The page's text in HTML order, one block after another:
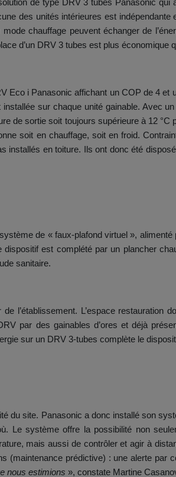
de type DRV 3 tubes Panasonic
des unités intérieures est
chauffage peuvent échanger de
d’un DRV 3 tubes est plus économique
Eco i Panasonic affichant un COP de 4
sur chaque unité gainable. Avec
de sortie soit toujours supérieure à 12
soit en chauffage, soit en froid.
en toiture. Ils ont donc été
de « faux-plafond virtuel »,
est complété par un plancher
sanitaire.
l’établissement. L’espace
par des gainables d’ores et déjà
sur un DRV 3-tubes complète le
du site. Panasonic a donc installé son
Le système offre la possibilité non
mais aussi de contrôler et agir à
(maintenance prédictive) : une alerte par
nous estimions », constate Martine